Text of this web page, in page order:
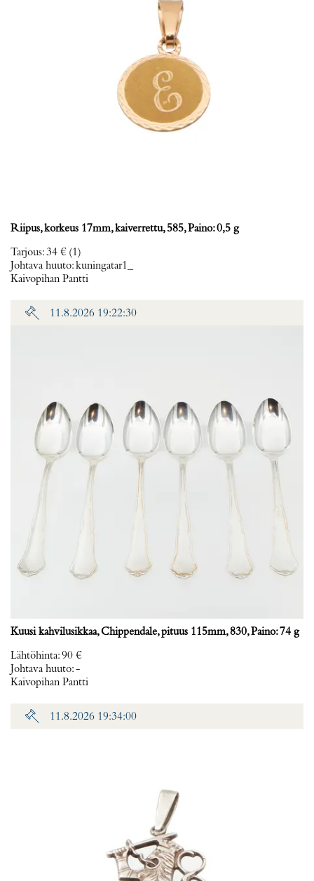
Riipus, korkeus 17mm, kaiverrettu, 585, Paino: 0,5 g
Tarjous:34 € (1)
Johtava huuto:kuningatar1_
Kaivopihan Pantti
11.8.2026 19:22:30
Kuusi kahvilusikkaa, Chippendale, pituus 115mm, 830, Paino: 74 g
Lähtöhinta:90 €
Johtava huuto:-
Kaivopihan Pantti
11.8.2026 19:34:00